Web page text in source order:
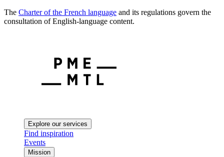
The Charter of the French language and its regulations govern the
consultation of English-language content.
Explore our services
Find inspiration
Events
Mission